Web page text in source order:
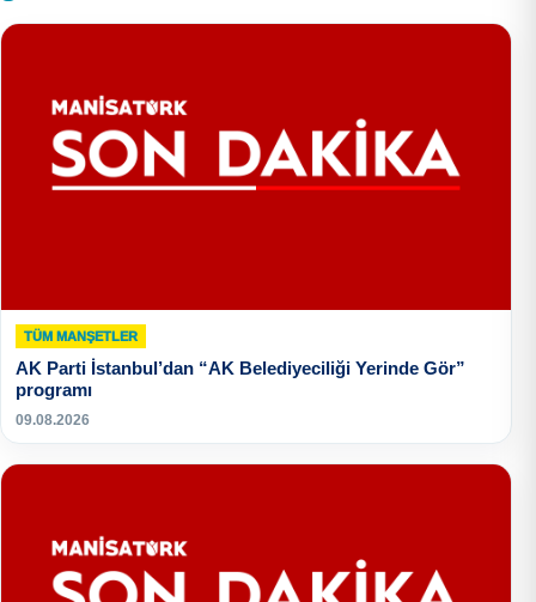
TÜM MANŞETLER
AK Parti İstanbul’dan “AK Belediyeciliği Yerinde Gör”
programı
09.08.2026